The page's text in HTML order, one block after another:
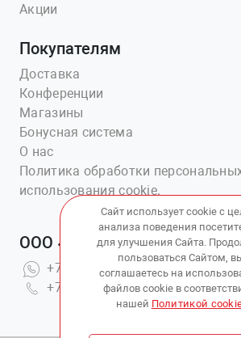
Акции
Покупателям
Доставка
Конференции
Магазины
Бонусная система
О нас
Политика обработки
использования cookie.
ООО «Ветаптека №1»
+7(914)703-76-43
+7(423)202-51-15 вн.4
Сайт использует cookie с
анализа поведения
для улучшения Сайта.
пользоваться Сайтом,
соглашаетесь на
файлов cookie в
нашей Политикой